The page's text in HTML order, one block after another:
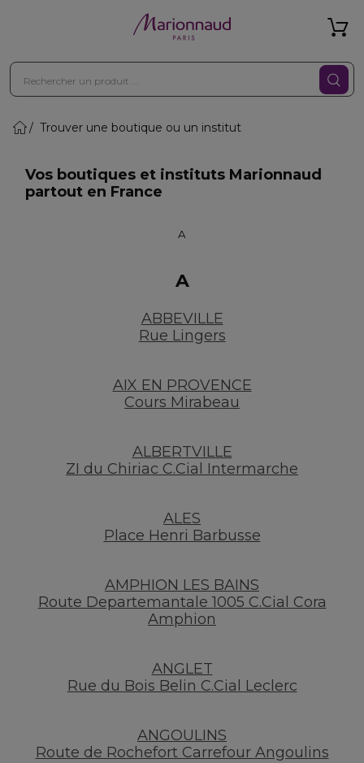
Trouver une boutique ou un institut
Vos boutiques et instituts Marionnaud
partout en France
A
A
ABBEVILLE
Rue Lingers
AIX EN PROVENCE
Cours Mirabeau
ALBERTVILLE
ZI du Chiriac C.Cial Intermarche
ALES
Place Henri Barbusse
AMPHION LES BAINS
Route Departemantale 1005 C.Cial Cora
Amphion
ANGLET
Rue du Bois Belin C.Cial Leclerc
ANGOULINS
Route de Rochefort Carrefour Angoulins